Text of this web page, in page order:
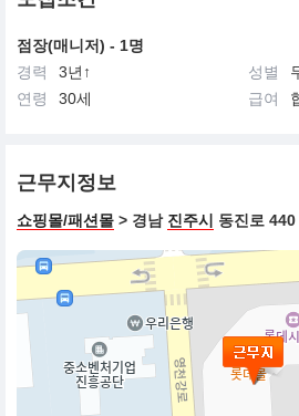
점장(매니저) - 1명
경력
3년↑ 성별
연령
30세 급여
근무지정보
쇼핑몰/패션몰 > 경남 진주시 동진로 440